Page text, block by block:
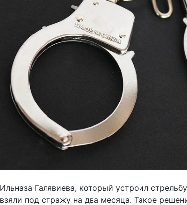
Ильназа Галявиева, который устроил
взяли под стражу на два месяца. Такое